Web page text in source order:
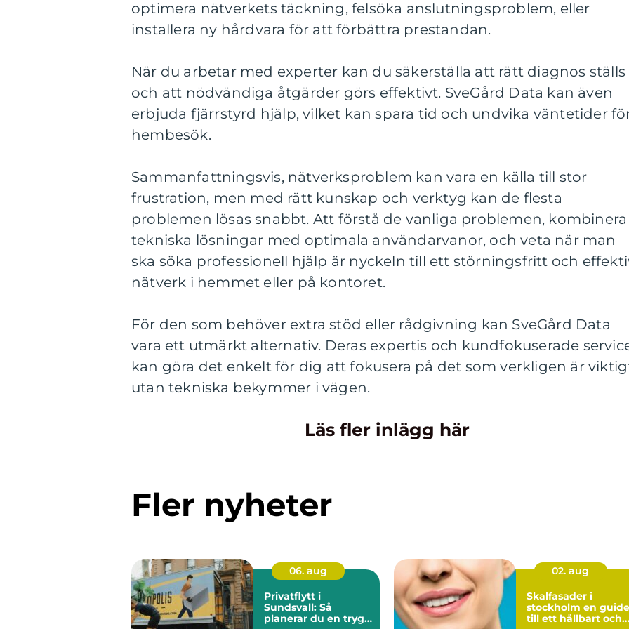
optimera nätverkets täckning, felsöka anslutningsproblem, eller
installera ny hårdvara för att förbättra prestandan.
När du arbetar med experter kan du säkerställa att rätt diagnos ställs
och att nödvändiga åtgärder görs effektivt. SveGård Data kan även
erbjuda fjärrstyrd hjälp, vilket kan spara tid och undvika väntetider
hembesök.
Sammanfattningsvis, nätverksproblem kan vara en källa till stor
frustration, men med rätt kunskap och verktyg kan de flesta
problemen lösas snabbt. Att förstå de vanliga problemen, kombinera
tekniska lösningar med optimala användarvanor, och veta när man
ska söka professionell hjälp är nyckeln till ett störningsfritt och
nätverk i hemmet eller på kontoret.
För den som behöver extra stöd eller rådgivning kan SveGård Data
vara ett utmärkt alternativ. Deras expertis och kundfokuserade
kan göra det enkelt för dig att fokusera på det som verkligen är
utan tekniska bekymmer i vägen.
Läs fler inlägg här
Fler nyheter
06. aug
Privatflytt i
Sundsvall: Så
planerar du en trygg
02. aug
Skalfasader i
stockholm en guide
till ett hållbart och